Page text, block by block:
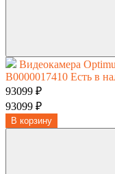
Видеокамера
В0000017410 Есть в
93099 ₽
93099 ₽
В корзину